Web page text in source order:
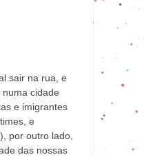
sair na rua, e
cidade
e imigrantes
e
por outro lado,
das nossas